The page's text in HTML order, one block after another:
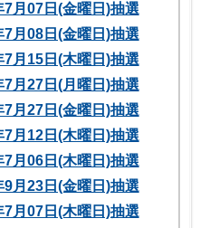
月07日(金曜日)抽選
月08日(金曜日)抽選
月15日(木曜日)抽選
月27日(月曜日)抽選
月27日(金曜日)抽選
月12日(木曜日)抽選
月06日(木曜日)抽選
月23日(金曜日)抽選
月07日(木曜日)抽選